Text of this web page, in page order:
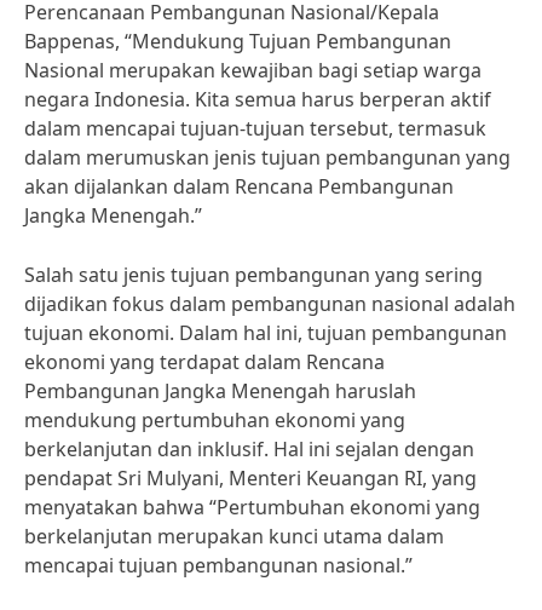
Perencanaan Pembangunan Nasional/Kepala
Bappenas, “Mendukung Tujuan Pembangunan
Nasional merupakan kewajiban bagi setiap warga
negara Indonesia. Kita semua harus berperan aktif
dalam mencapai tujuan-tujuan tersebut, termasuk
dalam merumuskan jenis tujuan pembangunan yang
akan dijalankan dalam Rencana Pembangunan
Jangka Menengah.”
Salah satu jenis tujuan pembangunan yang sering
dijadikan fokus dalam pembangunan nasional adalah
tujuan ekonomi. Dalam hal ini, tujuan pembangunan
ekonomi yang terdapat dalam Rencana
Pembangunan Jangka Menengah haruslah
mendukung pertumbuhan ekonomi yang
berkelanjutan dan inklusif. Hal ini sejalan dengan
pendapat Sri Mulyani, Menteri Keuangan RI, yang
menyatakan bahwa “Pertumbuhan ekonomi yang
berkelanjutan merupakan kunci utama dalam
mencapai tujuan pembangunan nasional.”